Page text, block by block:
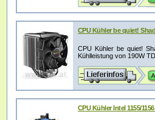
CPU Kühler be quiet!
CPU Kühler be quiet!
Kühlleistung von 190W
CPU Kühler Intel 1155/